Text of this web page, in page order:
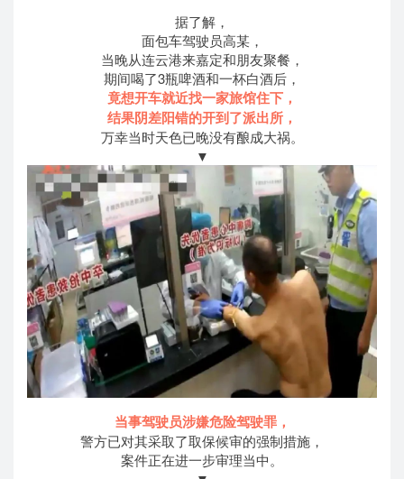
据了解，
面包车驾驶员高某，
当晚从连云港来嘉定和朋友聚餐，
期间喝了3瓶啤酒和一杯白酒后，
竟想开车就近找一家旅馆住下，
结果阴差阳错的开到了派出所，
万幸当时天色已晚没有酿成大祸。
▼
当事驾驶员涉嫌危险驾驶罪，
警方已对其采取了取保候审的强制措施，
案件正在进一步审理当中。